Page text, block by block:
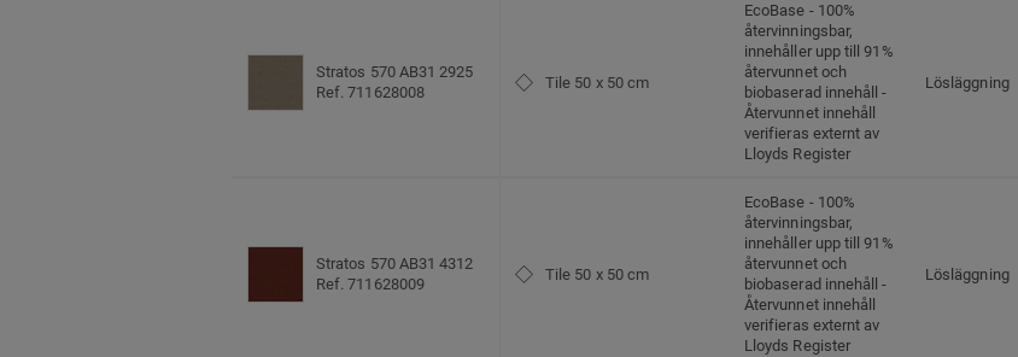
Stratos 570 AB31 2925
Ref. 711628008
Tile 50 x 50 cm
EcoBase - 100%
återvinningsbar,
innehåller upp till 91%
återvunnet och
biobaserad innehåll -
Återvunnet innehåll
verifieras externt av
Lloyds Register
Lösläggning
Stratos 570 AB31 4312
Ref. 711628009
Tile 50 x 50 cm
EcoBase - 100%
återvinningsbar,
innehåller upp till 91%
återvunnet och
biobaserad innehåll -
Återvunnet innehåll
verifieras externt av
Lloyds Register
Lösläggning